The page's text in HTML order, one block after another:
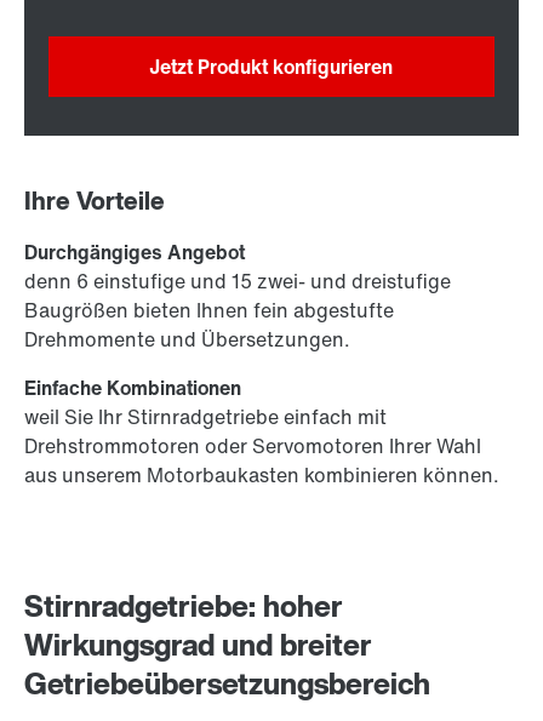
Stirnradgetriebe: hoher
Wirkungsgrad und breiter
Getriebeübersetzungs­bereich
Jetzt Produkt konfigurieren
Ihre Vorteile
Durchgängiges Angebot
denn 6 einstufige und 15 zwei- und dreistufige
Baugrößen bieten Ihnen fein abgestufte
Drehmomente und Übersetzungen.
Einfache Kombinationen
weil Sie Ihr Stirnradgetriebe einfach mit
Drehstrommotoren oder Servomotoren Ihrer Wahl
aus unserem Motorbaukasten kombinieren können.